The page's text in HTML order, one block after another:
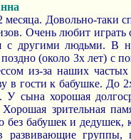
месяца. Довольно-таки
Очень любит
с другими людьми. В
(около 3х лет) с
из-за наших
в гости к бабушке. До
У сына хорошая
зрительная
без бабушек и
развивающие группы,